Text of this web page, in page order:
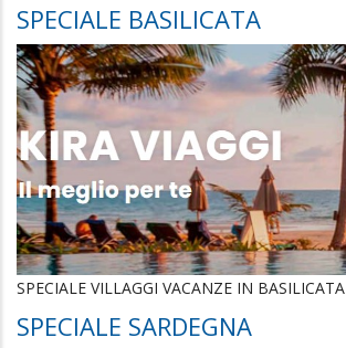
SPECIALE BASILICATA
SPECIALE VILLAGGI VACANZE IN BASILICATA
SPECIALE SARDEGNA